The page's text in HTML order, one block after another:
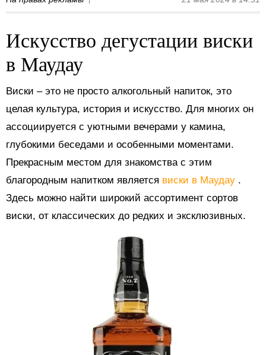
Искусство дегустации виски
в Маудау
Виски – это не просто алкогольный напиток, это
целая культура, история и искусство. Для многих он
ассоциируется с уютными вечерами у камина,
глубокими беседами и особенными моментами.
Прекрасным местом для знакомства с этим
благородным напитком является виски в Маудау .
Здесь можно найти широкий ассортимент сортов
виски, от классических до редких и эксклюзивных.